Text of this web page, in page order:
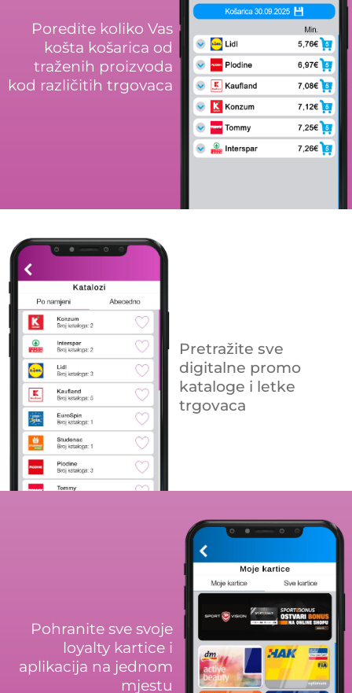
Poredite koliko Vas
košta košarica od
traženih proizvoda
kod različitih trgovaca
Pretražite sve
digitalne promo
kataloge i letke
trgovaca
Pohranite sve svoje
loyalty kartice i
aplikacija na jednom
mjestu